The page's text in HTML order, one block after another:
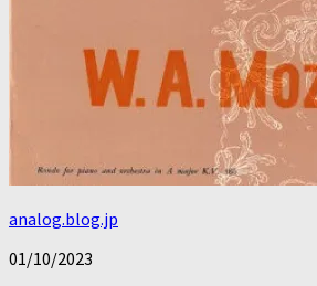
analog.blog.jp
01/10/2023